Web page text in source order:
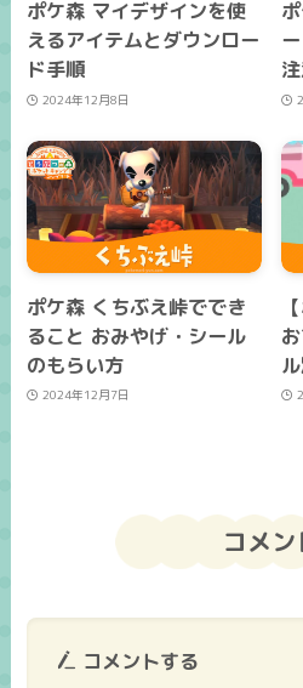
ポケ森 マイデザインを使
えるアイテムとダウンロー
ド手順
2024年12月8日
ポケ森 くちぶえ峠ででき
ること おみやげ・シール
のもらい方
2024年12月7日
コメン
コメントする